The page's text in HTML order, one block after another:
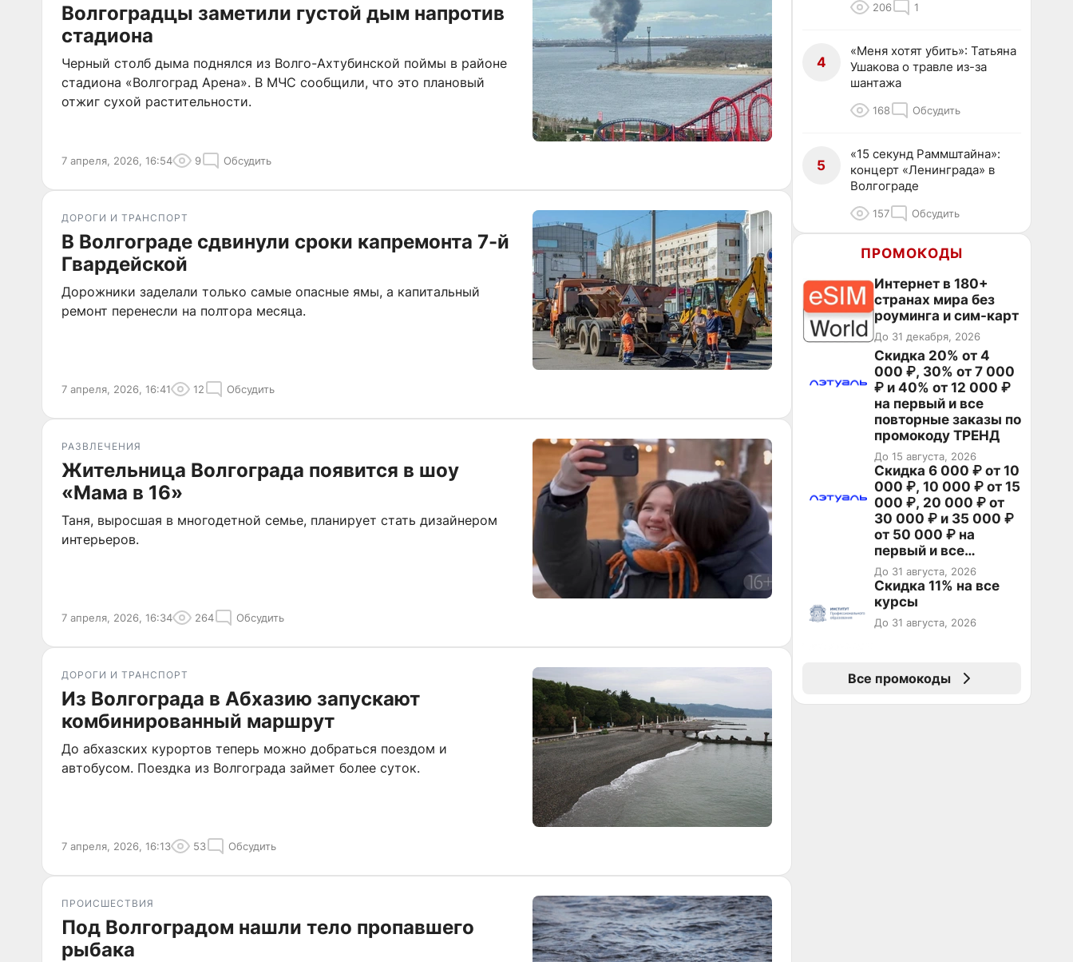
Волгоградцы заметили густой дым напротив
стадиона
Черный столб дыма поднялся из Волго-Ахтубинской поймы в районе
стадиона «Волгоград Арена». В МЧС сообщили, что это плановый
отжиг сухой растительности.
7 апреля, 2026, 16:54 9 Обсудить
ДОРОГИ И ТРАНСПОРТ
В Волгограде сдвинули сроки капремонта 7-й
Гвардейской
Дорожники заделали только самые опасные ямы, а капитальный
ремонт перенесли на полтора месяца.
7 апреля, 2026, 16:41 12 Обсудить
РАЗВЛЕЧЕНИЯ
Жительница Волгограда появится в шоу
«Мама в 16»
Таня, выросшая в многодетной семье, планирует стать дизайнером
интерьеров.
7 апреля, 2026, 16:34 264 Обсудить
ДОРОГИ И ТРАНСПОРТ
Из Волгограда в Абхазию запускают
комбинированный маршрут
До абхазских курортов теперь можно добраться поездом и
автобусом. Поездка из Волгограда займет более суток.
7 апреля, 2026, 16:13 53 Обсудить
ПРОИСШЕСТВИЯ
Под Волгоградом нашли тело пропавшего
рыбака
206 1
4
«Меня хотят убить»: Татьяна
Ушакова о травле из-за
шантажа
168 Обсудить
5
«15 секунд Раммштайна»:
концерт «Ленинграда» в
Волгограде
157 Обсудить
ПРОМОКОДЫ
Интернет в 180+
странах мира без
роуминга и сим-карт
До 31 декабря, 2026
Скидка 20% от 4
000 ₽, 30% от 7 000
₽ и 40% от 12 000 ₽
на первый и все
повторные заказы по
промокоду ТРЕНД
До 15 августа, 2026
Скидка 6 000 ₽ от 10
000 ₽, 10 000 ₽ от 15
000 ₽, 20 000 ₽ от
30 000 ₽ и 35 000 ₽
от 50 000 ₽ на
первый и все
повторные заказы по
промокоду НАБЕРИ
До 31 августа, 2026
Скидка 11% на все
курсы
До 31 августа, 2026
Все промокоды